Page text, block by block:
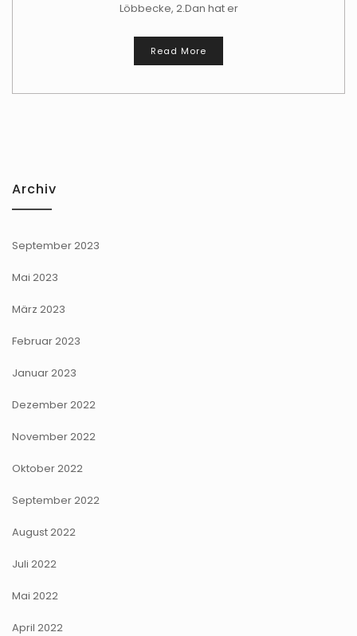
Löbbecke, 2.Dan hat er
Read More
Archiv
September 2023
Mai 2023
März 2023
Februar 2023
Januar 2023
Dezember 2022
November 2022
Oktober 2022
September 2022
August 2022
Juli 2022
Mai 2022
April 2022